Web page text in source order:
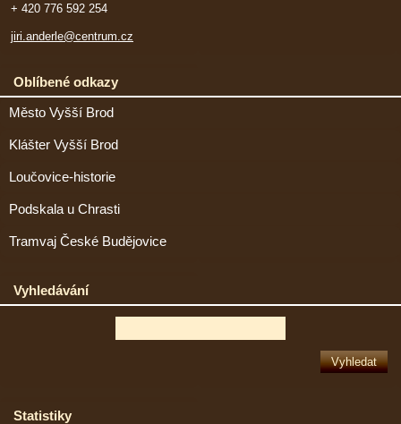
+ 420 776 592 254
jiri.anderle@centrum.cz
Oblíbené odkazy
Město Vyšší Brod
Klášter Vyšší Brod
Loučovice-historie
Podskala u Chrasti
Tramvaj České Budějovice
Vyhledávání
Statistiky